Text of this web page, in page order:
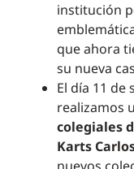
institución
que ahora
su nueva
El día 11 de
realizamos
colegiales
Karts